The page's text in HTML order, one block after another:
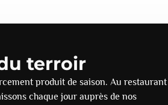
terroir
produit de saison. Au restaurant
chaque jour auprès de nos